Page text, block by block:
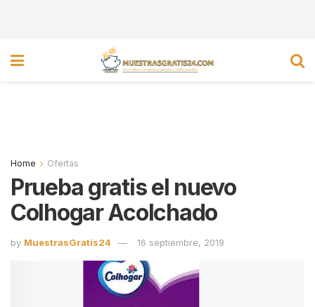
Home Ofertas
Prueba gratis el nuevo
Colhogar Acolchado
by MuestrasGratis24 16 septiembre, 2019